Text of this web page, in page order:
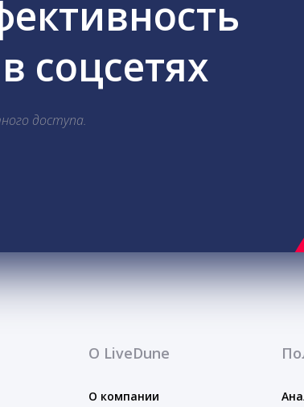
соцсетях
доступа.
О LiveDune
О компании